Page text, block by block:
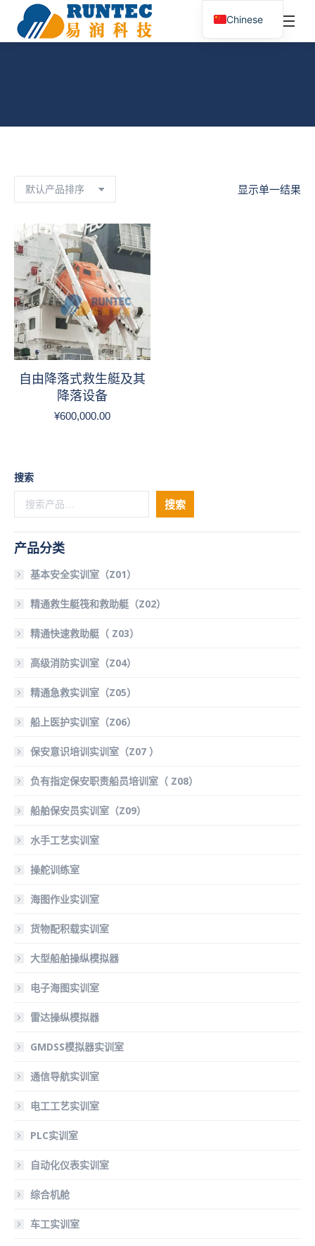
显示单一结果
自由降落式救生艇及其
降落设备
¥600,000.00
搜索
搜索
产品分类
基本安全实训室（Z01）
精通救生艇筏和救助艇（Z02）
精通快速救助艇（ Z03）
高级消防实训室（Z04）
精通急救实训室（Z05）
船上医护实训室（Z06）
保安意识培训实训室（Z07 ）
负有指定保安职责船员培训室（ Z08）
船舶保安员实训室（Z09）
水手工艺实训室
操舵训练室
海图作业实训室
货物配积载实训室
大型船舶操纵模拟器
电子海图实训室
雷达操纵模拟器
GMDSS模拟器实训室
通信导航实训室
电工工艺实训室
PLC实训室
自动化仪表实训室
综合机舱
车工实训室
Chinese